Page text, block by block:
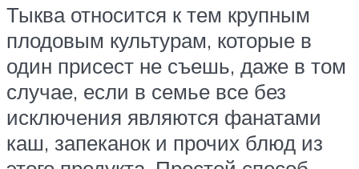
Тыква относится к тем крупным
плодовым культурам, которые в
один присест не съешь, даже в том
случае, если в семье все без
исключения являются фанатами
каш, запеканок и прочих блюд из